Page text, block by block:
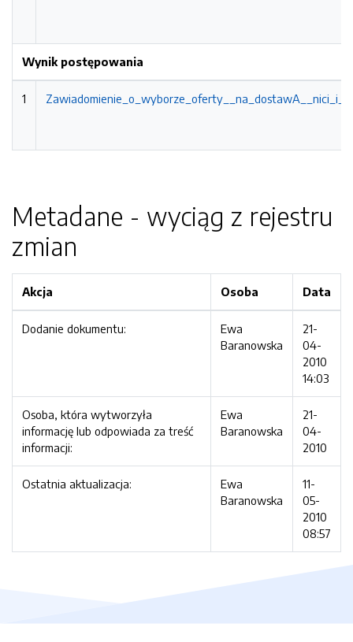
Wynik postępowania
1
Metadane - wyciąg z rejestru
zmian
Akcja Osoba Data
Dodanie dokumentu:
Ewa
Baranowska
21-
04-
2010
14:03
Osoba, która wytworzyła
informację lub odpowiada za treść
informacji:
Ewa
Baranowska
21-
04-
2010
Ostatnia aktualizacja:
Ewa
Baranowska
11-
05-
2010
08:57